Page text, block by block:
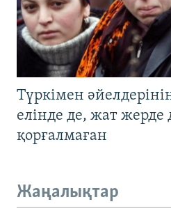
Түркімен
елінде де, жат жерде
қорғалмаған
Жаңалықтар